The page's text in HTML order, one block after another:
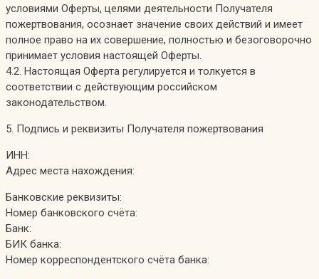
условиями Оферты, целями деятельности Получателя
пожертвования, осознает значение своих действий и имеет
полное право на их совершение, полностью и безоговорочно
принимает условия настоящей Оферты.
4.2. Настоящая Оферта регулируется и толкуется в
соответствии с действующим российском
законодательством.
5. Подпись и реквизиты Получателя пожертвования
ИНН:
Адрес места нахождения:
Банковские реквизиты:
Номер банковского счёта:
Банк:
БИК банка:
Номер корреспондентского счёта банка: